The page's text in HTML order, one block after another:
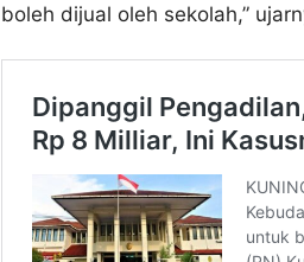
boleh dijual oleh sekolah,”